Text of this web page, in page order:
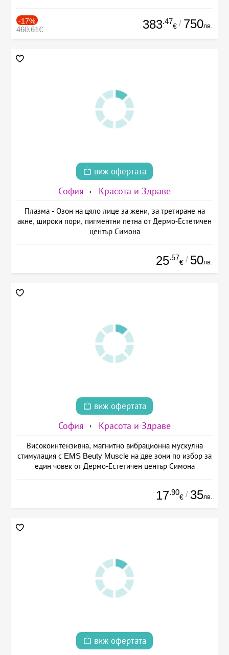
-17%
460.61€ 383.47
€ / 750лв.
виж офертата
София Красота и Здраве
Плазма - Озон на цяло лице за жени, за третиране на
акне, широки пори, пигментни петна от Дермо-Естетичен
център Симона
25.57
€ / 50лв.
виж офертата
София Красота и Здраве
Високоинтензивна, магнитно вибрационна мускулна
стимулация с EMS Beuty Musclе на две зони по избор за
един човек от Дермо-Естетичен център Симона
17.90
€ / 35лв.
виж офертата